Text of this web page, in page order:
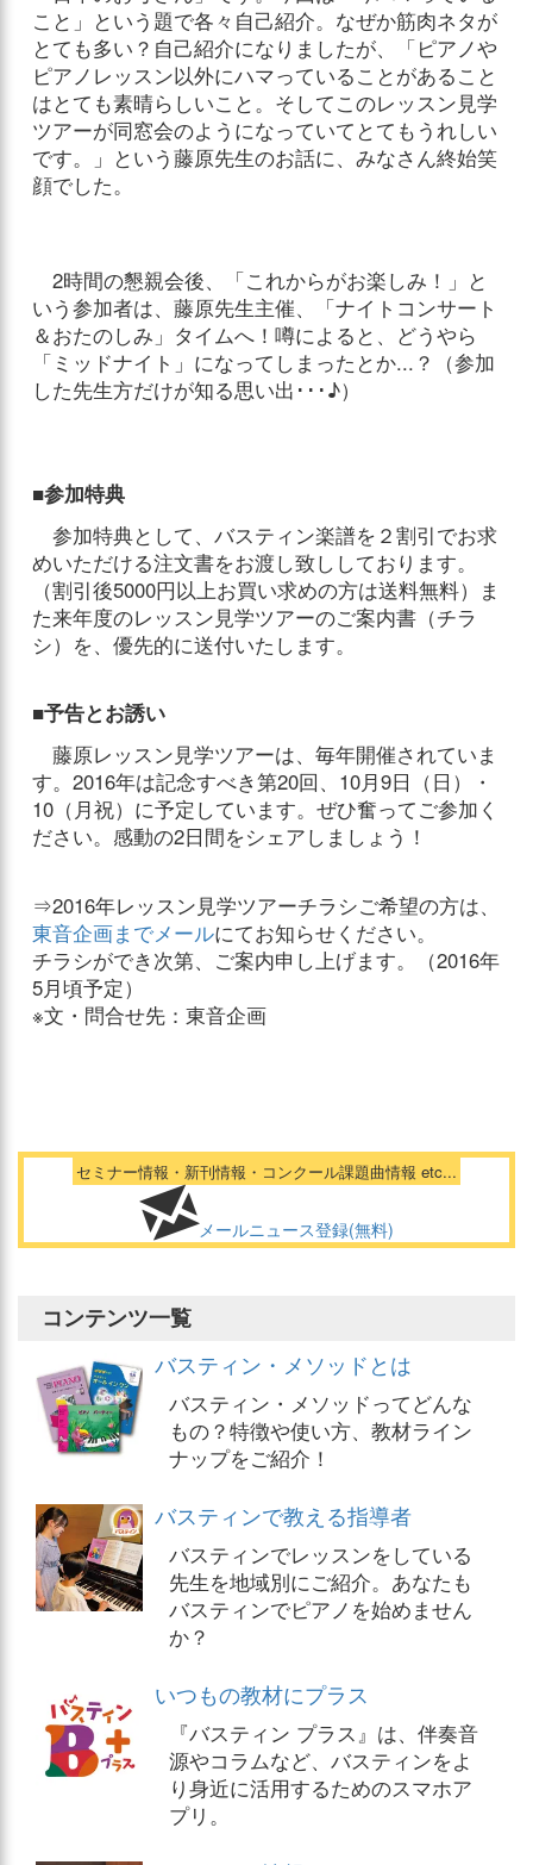
こと」という題で各々自己紹介。なぜか筋肉ネタが
とても多い？自己紹介になりましたが、「ピアノや
ピアノレッスン以外にハマっていることがあること
はとても素晴らしいこと。そしてこのレッスン見学
ツアーが同窓会のようになっていてとてもうれしい
です。」という藤原先生のお話に、みなさん終始笑
顔でした。
2時間の懇親会後、「これからがお楽しみ！」と
いう参加者は、藤原先生主催、「ナイトコンサート
＆おたのしみ」タイムへ！噂によると、どうやら
「ミッドナイト」になってしまったとか...？（参加
した先生方だけが知る思い出･･･♪）
■参加特典
参加特典として、バスティン楽譜を２割引でお求
めいただける注文書をお渡し致ししております。
（割引後5000円以上お買い求めの方は送料無料）ま
た来年度のレッスン見学ツアーのご案内書（チラ
シ）を、優先的に送付いたします。
■予告とお誘い
藤原レッスン見学ツアーは、毎年開催されていま
す。2016年は記念すべき第20回、10月9日（日）・
10（月祝）に予定しています。ぜひ奮ってご参加く
ださい。感動の2日間をシェアしましょう！
⇒2016年レッスン見学ツアーチラシご希望の方は、
東音企画までメールにてお知らせください。
チラシができ次第、ご案内申し上げます。（2016年
5月頃予定）
※文・問合せ先：東音企画
セミナー情報・新刊情報・コンクール課題曲情報 etc...
メールニュース登録(無料)
コンテンツ一覧
バスティン・メソッドとは
バスティン・メソッドってどんな
もの？特徴や使い方、教材ライン
ナップをご紹介！
バスティンで教える指導者
バスティンでレッスンをしている
先生を地域別にご紹介。あなたも
バスティンでピアノを始めません
か？
いつもの教材にプラス
『バスティン プラス』は、伴奏音
源やコラムなど、バスティンをよ
り身近に活用するためのスマホア
プリ。